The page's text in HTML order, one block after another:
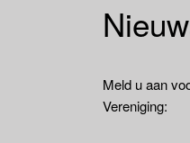
Meld u aan
Vereniging: